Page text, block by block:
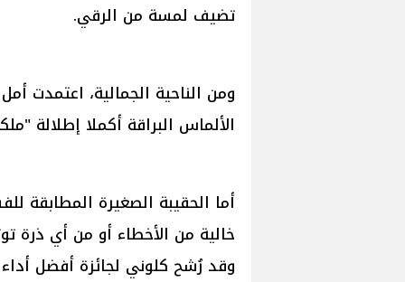
تضيف لمسة من الرقي.
ومن الناحية الجمالية، اعتمدت
الألماس البراقة أكملا إطلالة
أما الحقيبة الصغيرة المطابقة
خالية من الأخطاء أو من أي ذرة
وقد رُشح كلوني لجائزة أفضل